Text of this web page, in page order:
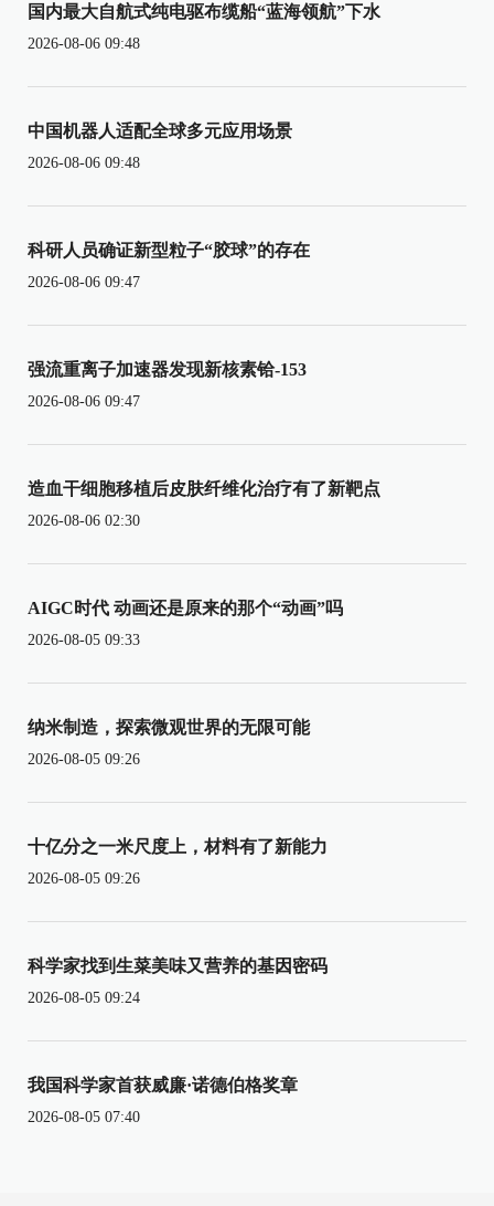
国内最大自航式纯电驱布缆船“蓝海领航”下水
2026-08-06 09:48
中国机器人适配全球多元应用场景
2026-08-06 09:48
科研人员确证新型粒子“胶球”的存在
2026-08-06 09:47
强流重离子加速器发现新核素铪-153
2026-08-06 09:47
造血干细胞移植后皮肤纤维化治疗有了新靶点
2026-08-06 02:30
AIGC时代 动画还是原来的那个“动画”吗
2026-08-05 09:33
纳米制造，探索微观世界的无限可能
2026-08-05 09:26
十亿分之一米尺度上，材料有了新能力
2026-08-05 09:26
科学家找到生菜美味又营养的基因密码
2026-08-05 09:24
我国科学家首获威廉·诺德伯格奖章
2026-08-05 07:40